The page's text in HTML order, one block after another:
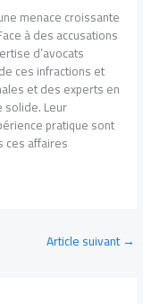
menace croissante
à des accusations
d’avocats
ces infractions et
et des experts en
solide. Leur
pratique sont
ces affaires
Article suivant→